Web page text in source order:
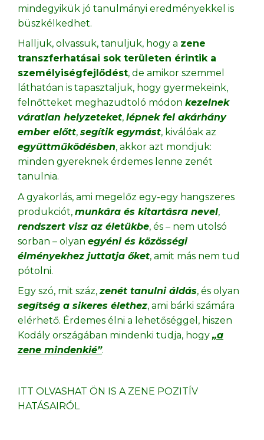
mindegyikük jó tanulmányi eredményekkel is
büszkélkedhet.
Halljuk, olvassuk, tanuljuk, hogy a zene
transzferhatásai sok területen érintik a
személyiségfejlődést, de amikor szemmel
láthatóan is tapasztaljuk, hogy gyermekeink,
felnőtteket meghazudtoló módon kezelnek
váratlan helyzeteket, lépnek fel akárhány
ember előtt, segítik egymást, kiválóak az
együttműködésben, akkor azt mondjuk:
minden gyereknek érdemes lenne zenét
tanulnia.
A gyakorlás, ami megelőz egy-egy hangszeres
produkciót, munkára és kitartásra nevel,
rendszert visz az életükbe, és – nem utolsó
sorban – olyan egyéni és közösségi
élményekhez juttatja őket, amit más nem tud
pótolni.
Egy szó, mit száz,zenét tanulni áldás, és olyan
segítség a sikeres élethez, ami bárki számára
elérhető. Érdemes élni a lehetőséggel, hiszen
Kodály országában mindenki tudja, hogy „a
zene mindenkié”.
ITT OLVASHAT ÖN IS A ZENE POZITÍV
HATÁSAIRÓL